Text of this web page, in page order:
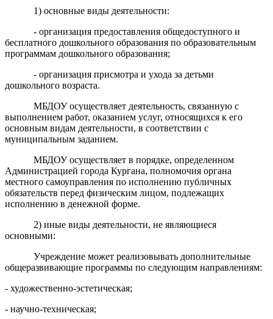
1) основные виды деятельности:
- организация предоставления общедоступного и
бесплатного дошкольного образования по образовательным
программам дошкольного образования;
- организация присмотра и ухода за детьми
дошкольного возраста.
МБДОУ осуществляет деятельность, связанную с
выполнением работ, оказанием услуг, относящихся к его
основным видам деятельности, в соответствии с
муниципальным заданием.
МБДОУ осуществляет в порядке, определенном
Администрацией города Кургана, полномочия органа
местного самоуправления по исполнению публичных
обязательств перед физическим лицом, подлежащих
исполнению в денежной форме.
2) иные виды деятельности, не являющиеся
основными:
Учреждение может реализовывать дополнительные
общеразвивающие программы по следующим направлениям:
- художественно-эстетическая;
- научно-техническая;